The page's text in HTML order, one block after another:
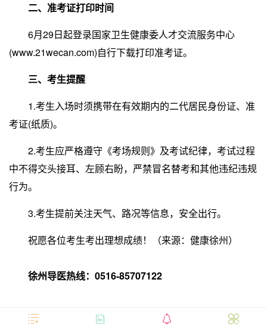
二、准考证打印时间
6月29日起登录国家卫生健康委人才交流服务中心
(www.21wecan.com)自行下载打印准考证。
三、考生提醒
1.考生入场时须携带在有效期内的二代居民身份证、准
考证(纸质)。
2.考生应严格遵守《考场规则》及考试纪律，考试过程
中不得交头接耳、左顾右盼，严禁冒名替考和其他违纪违规
行为。
3.考生提前关注天气、路况等信息，安全出行。
祝愿各位考生考出理想成绩！（来源：健康徐州）
徐州导医热线：0516-85707122
   